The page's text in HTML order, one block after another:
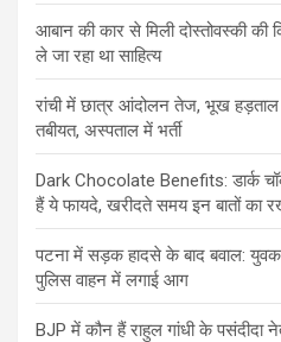
आबान की कार से मिली दोस्तोवस्की
ले जा रहा था साहित्य
रांची में छात्र आंदोलन तेज, भूख हड़ताल
तबीयत, अस्पताल में भर्ती
Dark Chocolate Benefits: डार्क
हैं ये फायदे, खरीदते समय इन बातों का
पटना में सड़क हादसे के बाद बवाल:
पुलिस वाहन में लगाई आग
BJP में कौन हैं राहुल गांधी के पसंदीदा